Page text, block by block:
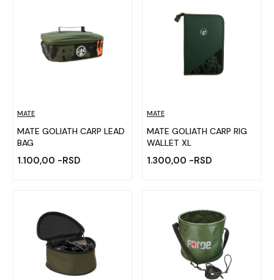
organizaciju. -Kvalitetni i izdržljivi materijali za dugotrajnu
upotrebu. -Modeli prilagođeni rekreativcima i
takmičarima. Brendova Mate,Fox, Avid, Mustad -
Carpologija vam nudi torbe koje kombinuju
funkcionalnost, izdržljivost i praktičnost – jer pravi
MATE
MATE GOLIATH CARP LEAD
BAG
1.100,00 -RSD
MATE
MATE GOLIATH CARP RIG
WALLET XL
1.300,00 -RSD